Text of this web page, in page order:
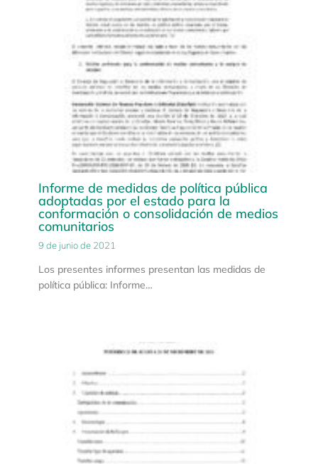
Informe de medidas de política pública
adoptadas por el estado para la
conformación o consolidación de medios
comunitarios
9 de junio de 2021
Los presentes informes presentan las medidas de
política pública: Informe…